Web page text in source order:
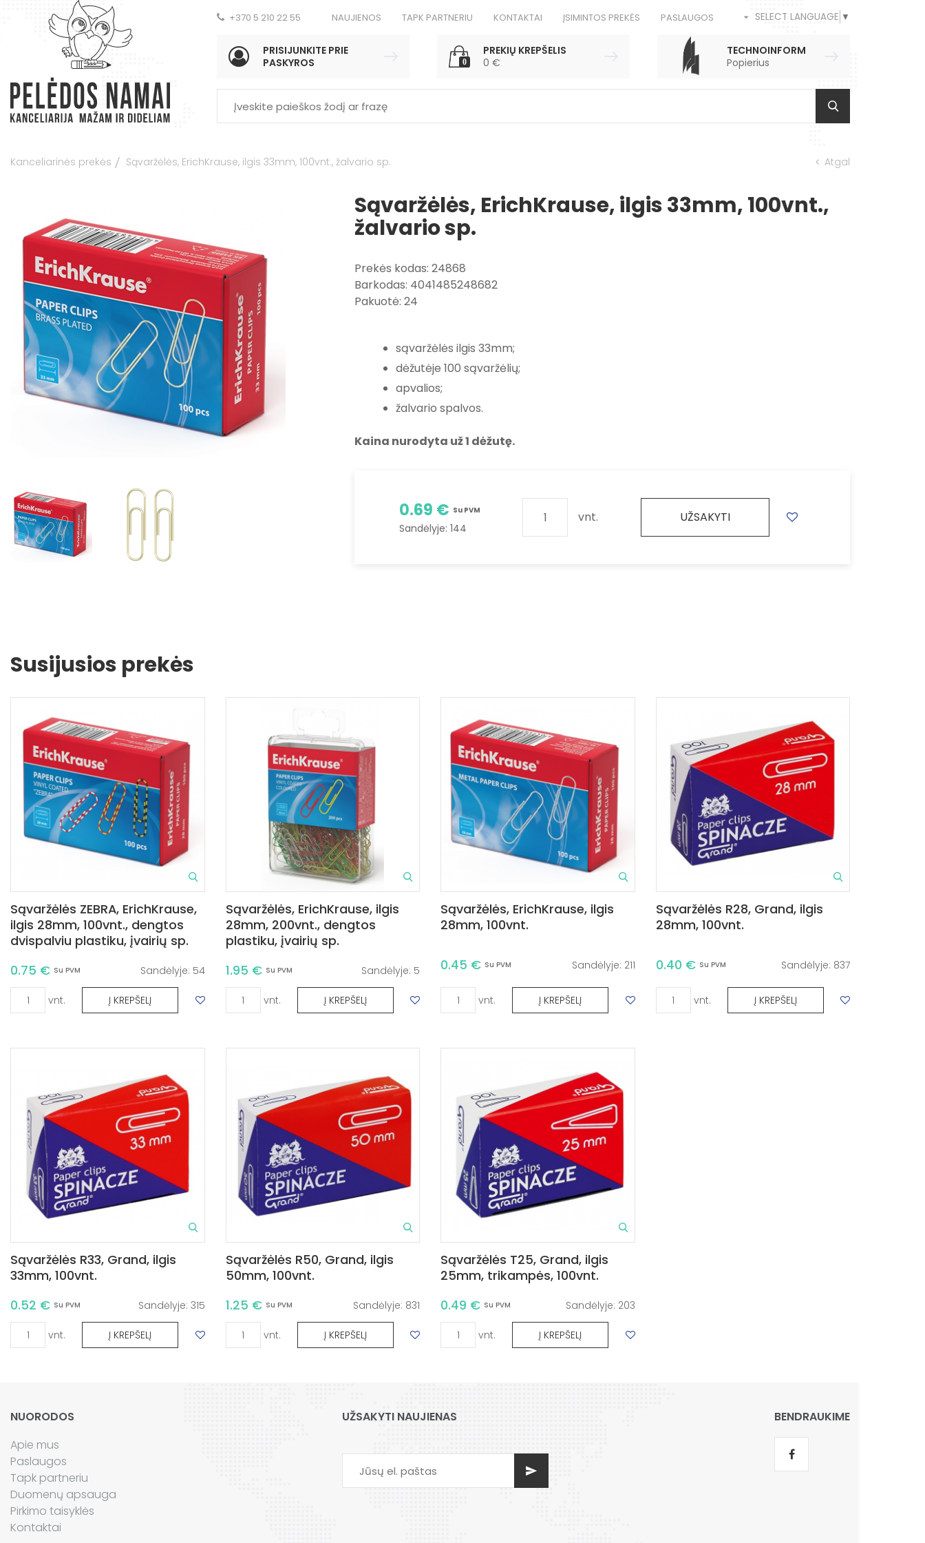
+370 5 210 22 55 NAUJIENOS TAPK PARTNERIU KONTAKTAI ĮSIMINTOS PREKĖS PASLAUGOS SELECT LANGUAGE ▼
PRISIJUNKITE PRIE
PASKYROS
0
PREKIŲ KREPŠELIS
0 €
TECHNOINFORM
Popierius
Kanceliarinės prekės Sąvaržėlės, ErichKrause, ilgis 33mm, 100vnt., žalvario sp. Atgal
Sąvaržėlės, ErichKrause, ilgis 33mm, 100vnt.,
žalvario sp.
Prekės kodas: 24868
Barkodas: 4041485248682
Pakuotė: 24
sąvaržėlės ilgis 33mm;
dėžutėje 100 sąvaržėlių;
apvalios;
žalvario spalvos.
Kaina nurodyta už 1 dėžutę.
0.69 € Su PVM
Sandėlyje: 144
vnt. UŽSAKYTI
Susijusios prekės
Sąvaržėlės ZEBRA, ErichKrause,
ilgis 28mm, 100vnt., dengtos
dvispalviu plastiku, įvairių sp.
0.75 € Su PVM Sandėlyje: 54
vnt. Į KREPŠELĮ
Sąvaržėlės, ErichKrause, ilgis
28mm, 200vnt., dengtos
plastiku, įvairių sp.
1.95 € Su PVM Sandėlyje: 5
vnt. Į KREPŠELĮ
Sąvaržėlės, ErichKrause, ilgis
28mm, 100vnt.
0.45 € Su PVM Sandėlyje: 211
vnt. Į KREPŠELĮ
Sąvaržėlės R28, Grand, ilgis
28mm, 100vnt.
0.40 € Su PVM Sandėlyje: 837
vnt. Į KREPŠELĮ
Sąvaržėlės R33, Grand, ilgis
33mm, 100vnt.
0.52 € Su PVM Sandėlyje: 315
vnt. Į KREPŠELĮ
Sąvaržėlės R50, Grand, ilgis
50mm, 100vnt.
1.25 € Su PVM Sandėlyje: 831
vnt. Į KREPŠELĮ
Sąvaržėlės T25, Grand, ilgis
25mm, trikampės, 100vnt.
0.49 € Su PVM Sandėlyje: 203
vnt. Į KREPŠELĮ
NUORODOS
Apie mus
Paslaugos
Tapk partneriu
Duomenų apsauga
Pirkimo taisyklės
Kontaktai
UŽSAKYTI NAUJIENAS BENDRAUKIME